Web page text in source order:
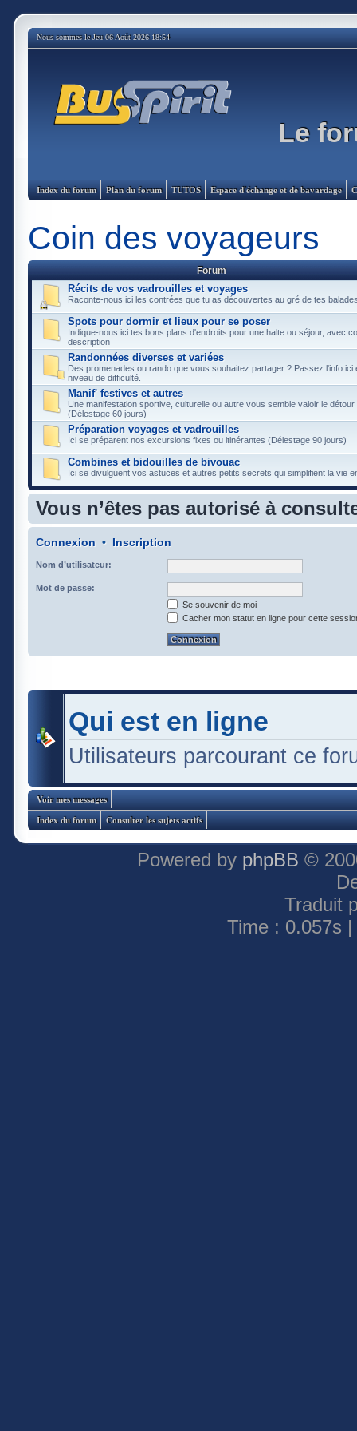
Nous sommes le Jeu 06 Août 2026 18:54
Le
Index du forum Plan du forum TUTOS Espace d'échange et de bavardage
Coin des voyageurs
Forum
Récits de vos vadrouilles et voyages
Raconte-nous ici les contrées que tu as découvertes au gré de tes
Spots pour dormir et lieux pour se poser
Indique-nous ici tes bons plans d'endroits pour une halte ou séjour, avec
description
Randonnées diverses et variées
Des promenades ou rando que vous souhaitez partager ? Passez l'info ici
niveau de difficulté.
Manif' festives et autres
Une manifestation sportive, culturelle ou autre vous semble valoir le détour
(Délestage 60 jours)
Préparation voyages et vadrouilles
Ici se préparent nos excursions fixes ou itinérantes (Délestage 90 jours)
Combines et bidouilles de bivouac
Ici se divulguent vos astuces et autres petits secrets qui simplifient la vie
Vous n’êtes pas autorisé à
Connexion • Inscription
Nom d’utilisateur:
Mot de passe:
Se souvenir de moi
Cacher mon statut en ligne pour cette
Qui est en ligne
Utilisateurs parcourant ce
Voir mes messages
Index du forum Consulter les sujets actifs
Powered by phpBB ©
Traduit
Time : 0.057s